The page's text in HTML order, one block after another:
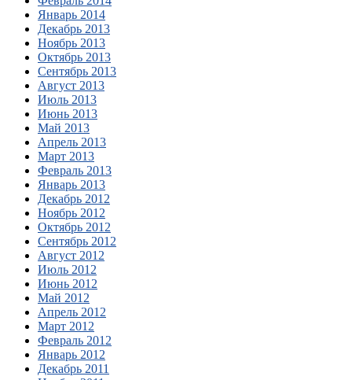
Январь 2014
Декабрь 2013
Ноябрь 2013
Октябрь 2013
Сентябрь 2013
Август 2013
Июль 2013
Июнь 2013
Май 2013
Апрель 2013
Март 2013
Февраль 2013
Январь 2013
Декабрь 2012
Ноябрь 2012
Октябрь 2012
Сентябрь 2012
Август 2012
Июль 2012
Июнь 2012
Май 2012
Апрель 2012
Март 2012
Февраль 2012
Январь 2012
Декабрь 2011